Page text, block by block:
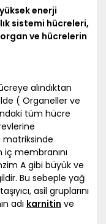
enerji
sistemi hücreleri,
ve hücrelerin
alındıktan
( Organeller ve
tüm hücre
matriksinde
membranını
A gibi büyük ve
Bu sebeple yağ
asil gruplarını
adı karnitin ve